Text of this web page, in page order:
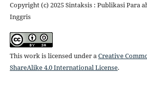
Copyright (c) 2025 Sintaksis : Publikasi Para
Inggris
This work is licensed under aCreative
ShareAlike 4.0 International License.